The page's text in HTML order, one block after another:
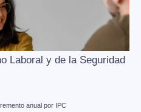
Laboral y de la Seguridad
anual por IPC